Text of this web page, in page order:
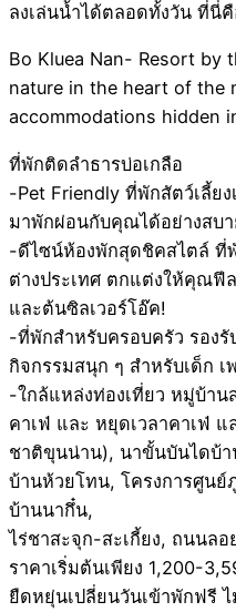
ลงเล่นน้ำได้ตลอดทั้งวัน ที่นี่
Bo Kluea Nan- Resort by
nature in the heart of the
accommodations hidden
ที่พักติดลำธารบ่อเกลือ
-Pet Friendly ที่พักสัตว์เลี้ยง
มาพักผ่อนกับคุณได้อย่างสบ
-ดีไซน์ห้องพักสุดชิคสไตล์ ที่
ต่างประเทศ ตกแต่งให้คุณฟี
และต้นซิลเวอร์โอ๊ค!
-ที่พักสำหรับครอบครัว รอง
กิจกรรมสนุก ๆ สำหรับเด็ก
-ใกล้แหล่งท่องเที่ยว หมู่บ้าน
คาเฟ่ และ หยุดเวลาคาเฟ่
ชาติขุนน่าน), นาขั้นบันไดบ้า
บ้านห้วยโทน, โครงการศูน
บ้านนากึ๋น,
ไร่ชาสะจุก-สะเกี้ยง, ถนนลอ
ราคาเริ่มต้นเพียง 1,200-
ยืดหยุ่นเปลี่ยนวันเข้าพักฟรี